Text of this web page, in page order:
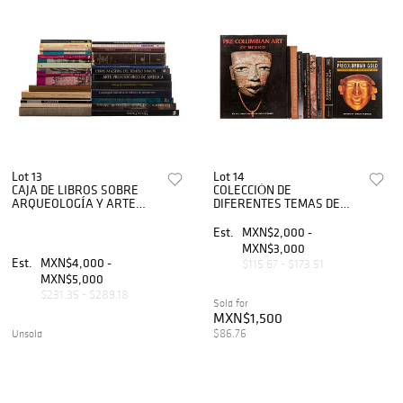
Lot 13
CAJA DE LIBROS SOBRE
ARQUEOLOGÍA Y ARTE
la bibliote...
Est.
MXN$4,000 -
MXN$5,000
$231.35 - $289.18
Unsold
Lot 14
COLECCIÓN DE
DIFERENTES TEMAS DE
Varios formatos. Algunos
títulos: Pre-Columbian Art
and the Post-Columbi...
Est.
MXN$2,000 -
MXN$3,000
$115.67 - $173.51
Sold for
MXN$1,500
$86.76